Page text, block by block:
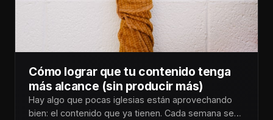
Cómo lograr que tu contenido tenga
más alcance (sin producir más)
Hay algo que pocas iglesias están aprovechando
bien: el contenido que ya tienen. Cada semana se